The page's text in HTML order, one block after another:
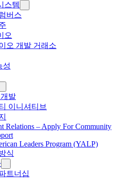
스템
버스
오
오 개발 거래소
성
발
이니셔티브
Relations – Apply For Community
Leaders Program (YALP)
식
트너십